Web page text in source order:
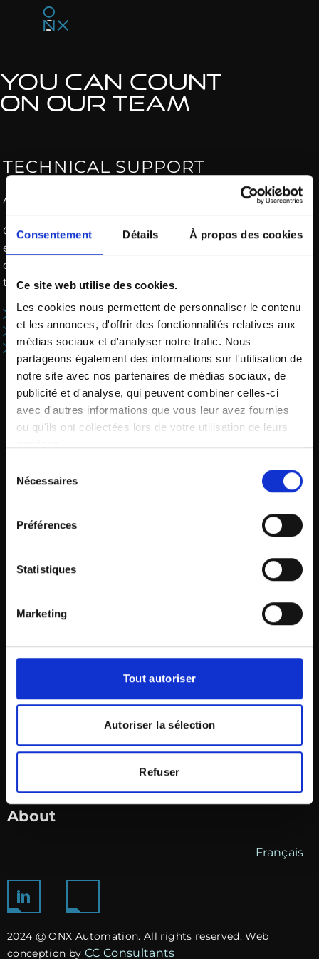
Consentement Détails À propos des cookies
Ce site web utilise des cookies.
Les cookies nous permettent de personnaliser le contenu
et les annonces, d'offrir des fonctionnalités relatives aux
médias sociaux et d'analyser notre trafic. Nous
partageons également des informations sur l'utilisation de
notre site avec nos partenaires de médias sociaux, de
publicité et d'analyse, qui peuvent combiner celles-ci
avec d'autres informations que vous leur avez fournies
ou qu'ils ont collectées lors de votre utilisation de leurs
Nécessaires
Préférences
Statistiques
Marketing
Tout autoriser
Autoriser la sélection
Refuser
YOU CAN COUNT
ON OUR TEAM
TECHNICAL SUPPORT
A problem with your ventilation system?
Our priority is to make your operations more
efficient and profitable while ensuring the
occupational health and safety of your workers Our
team can assist you on several levels
Support for VORTEN deployment
Support in case of technical problems
Advice for optimizing your ventilation
1 873 475-0175
1 873 475-0175
Monday to Friday : 8:30AM to 4:30PM
Team
About
Français
2024 @ ONX Automation. All rights reserved. Web
conception by CC Consultants